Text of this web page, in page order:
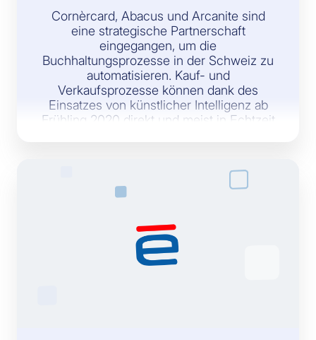
Cornèrcard, Abacus und Arcanite sind
eine strategische Partnerschaft
eingegangen, um die
Buchhaltungsprozesse in der Schweiz zu
automatisieren. Kauf- und
Verkaufsprozesse können dank des
Einsatzes von künstlicher Intelligenz ab
Frühling 2020 direkt und meist in Echtzeit